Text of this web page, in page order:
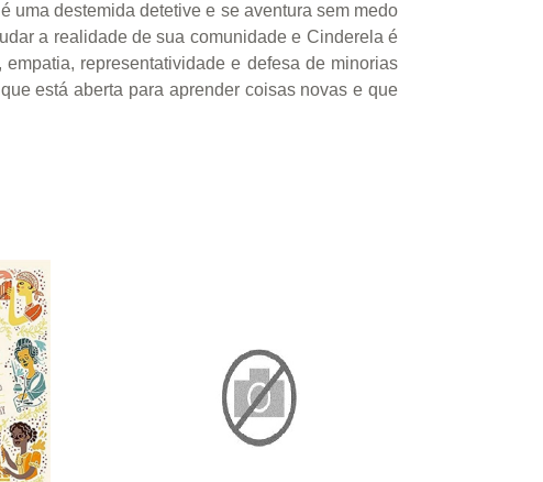
uma destemida detetive e se aventura sem medo
a realidade de sua comunidade e Cinderela é
representatividade e defesa de minorias
está aberta para aprender coisas novas e que